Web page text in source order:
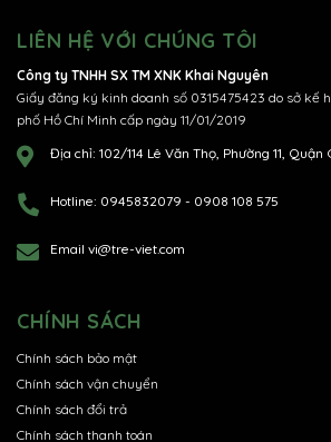
LIÊN HỆ VỚI CHÚNG TÔI
Công ty TNHH SX TM XNK Khai Nguyên
Giấy đăng ký kinh doanh số 0315475423 do sở kế
phố Hồ Chí Minh cấp ngày 11/01/2019
Địa chỉ: 102/114 Lê Văn Thọ, Phường 11, Quận
Hotline: 0945832079 - 0908 108 575
Email vi@tre-viet.com
CHÍNH SÁCH
Chính sách bảo mật
Chính sách vận chuyển
Chính sách đổi trả
Chính sách thanh toán